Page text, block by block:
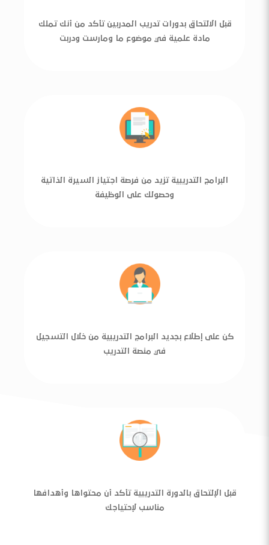
قبل الالتحاق بدورات تدريب المدربين تأكد من أنك تملك
مادة علمية في موضوع ما ومارست ودربت
البرامج التدريبية تزيد من فرصة اجتياز السيرة الذاتية
وحصولك على الوظيفة
كن على إطلاع بجديد البرامج التدريبية من خلال التسجيل
في منصة التدريب
قبل الإلتحاق بالدورة التدريبية تأكد أن محتواها وأهدافها
مناسب لإحتياجك